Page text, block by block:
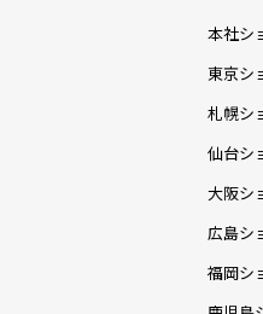
本社シ
東京シ
札幌シ
仙台シ
大阪シ
広島シ
福岡シ